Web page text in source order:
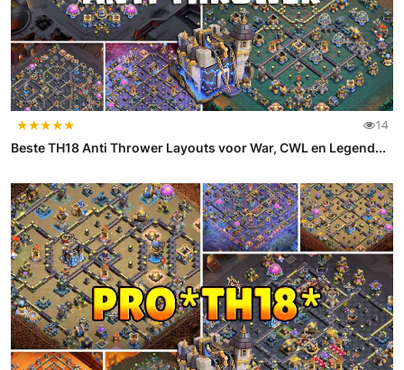
★★★★★ 14
Beste TH18 Anti Thrower Layouts voor War, CWL en Legend...